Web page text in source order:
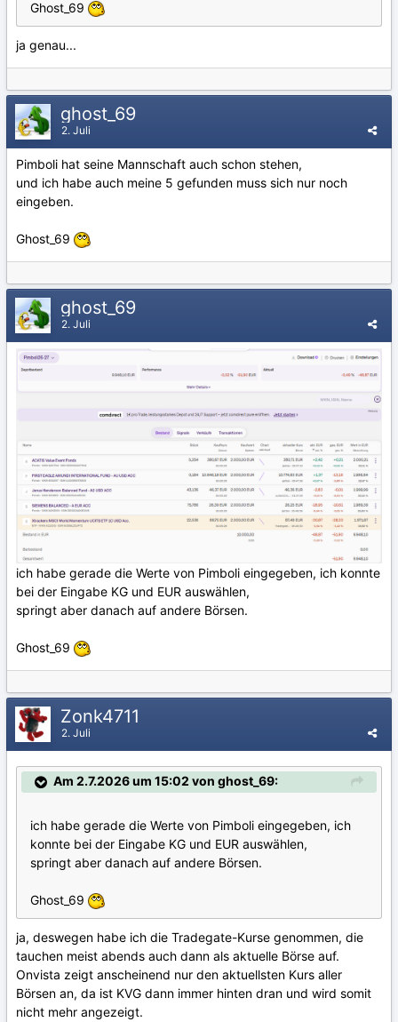
Ghost_69
ja genau...
ghost_69
2. Juli
Pimboli hat seine Mannschaft auch schon stehen,
und ich habe auch meine 5 gefunden muss sich nur noch
eingeben.
Ghost_69
ghost_69
2. Juli
ich habe gerade die Werte von Pimboli eingegeben, ich konnte
bei der Eingabe KG und EUR auswählen,
springt aber danach auf andere Börsen.
Ghost_69
Zonk4711
2. Juli
Am 2.7.2026 um 15:02 von ghost_69:
ich habe gerade die Werte von Pimboli eingegeben, ich
konnte bei der Eingabe KG und EUR auswählen,
springt aber danach auf andere Börsen.
Ghost_69
ja, deswegen habe ich die Tradegate-Kurse genommen, die
tauchen meist abends auch dann als aktuelle Börse auf.
Onvista zeigt anscheinend nur den aktuellsten Kurs aller
Börsen an, da ist KVG dann immer hinten dran und wird somit
nicht mehr angezeigt.